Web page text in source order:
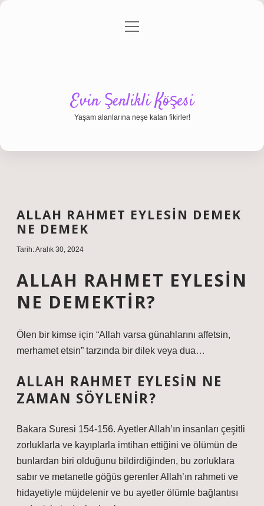
Gizlilik Politikası
menüyü
Evin Şenlikli Köşesi
Yaşam alanlarına neşe katan fikirler!
ALLAH RAHMET EYLESIN DEMEK
NE DEMEK
Tarih: Aralık 30, 2024
ALLAH RAHMET EYLESIN
NE DEMEKTIR?
Ölen bir kimse için “Allah varsa günahlarını affetsin,
merhamet etsin” tarzında bir dilek veya dua…
ALLAH RAHMET EYLESIN NE
ZAMAN SÖYLENIR?
Bakara Suresi 154-156. Ayetler Allah’ın insanları çeşitli
zorluklarla ve kayıplarla imtihan ettiğini ve ölümün de
bunlardan biri olduğunu bildirdiğinden, bu zorluklara
sabır ve metanetle göğüs gerenler Allah’ın rahmeti ve
hidayetiyle müjdelenir ve bu ayetler ölümle bağlantısı